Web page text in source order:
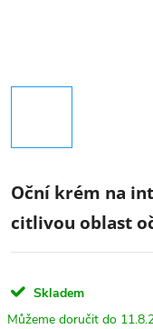
Oční krém na
citlivou oblast
Skladem